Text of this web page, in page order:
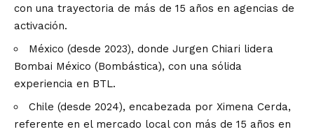
con una trayectoria de más de 15 años en agencias de
activación.
México (desde 2023), donde Jurgen Chiari lidera
Bombai México (Bombástica), con una sólida
experiencia en BTL.
Chile (desde 2024), encabezada por Ximena Cerda,
referente en el mercado local con más de 15 años en